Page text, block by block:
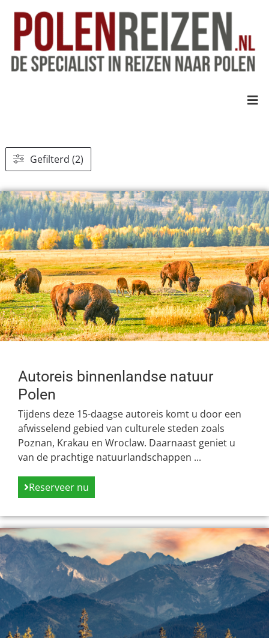
Gefilterd (2)
Autoreis binnenlandse natuur
Polen
Tijdens deze 15-daagse autoreis komt u door een
afwisselend gebied van culturele steden zoals
Poznan, Krakau en Wroclaw. Daarnaast geniet u
van de prachtige natuurlandschappen ...
Reserveer nu